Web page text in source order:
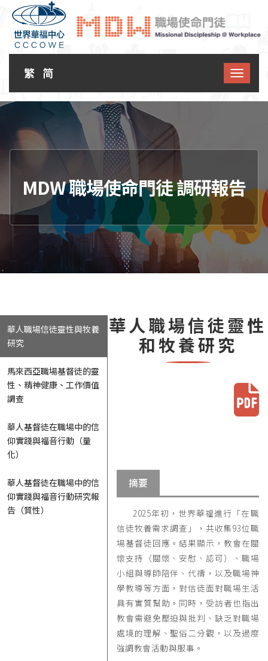
繁 简
MDW 職場使命門徒 調研報告
華人職場信徒靈性與牧養
研究
馬來西亞職場基督徒的靈
性、精神健康、工作價值
調查
華人基督徒在職場中的信
仰實踐與福音行動（量
化）
華人基督徒在職場中的信
仰實踐與福音行動研究報
告（質性）
華人職場信徒靈性
和牧養研究
摘要
2025年初，世界華福進行「在職
信徒牧養需求調查」，共收集93位職
場基督徒回應。結果顯示，教會在關
懷支持（關懷、安慰、認可）、職場
小組與導師陪伴、代禱，以及職場神
學教導等方面，對信徒面對職場生活
具有實質幫助。同時，受訪者也指出
教會需避免壓迫與批判、缺乏對職場
處境的理解、聖俗二分觀，以及過度
強調教會活動與服事。